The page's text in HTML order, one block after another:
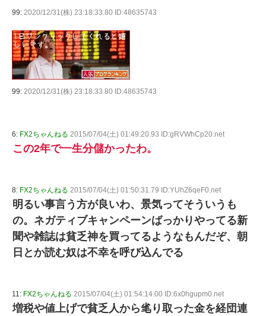
99: 2020/12/31(株) 23:18:33.80 ID:48635743
99: 2020/12/31(株) 23:18:33.80 ID:48635743
6: FX2ちゃんねる 2015/07/04(土) 01:49:20.93 ID:gRVWhCp20.net
この2年で一生分儲かったわ。
8: FX2ちゃんねる 2015/07/04(土) 01:50:31.79 ID:YUhZ6qeF0.net
明るい事言う方が良いわ、景気ってそういうも
の。ネガティブキャンペーンばっかりやってる新
聞や雑誌は貧乏神を買ってるようなもんだぞ、朝
日とか読む奴は不幸を呼び込んでる
11: FX2ちゃんねる 2015/07/04(土) 01:54:14.00 ID:6x0hgupm0.net
増税や値上げで貧乏人から毟り取った金を経団連